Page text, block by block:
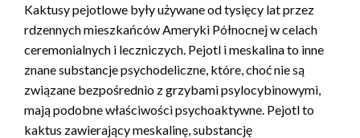
Kaktusy pejotlowe były używane od tysięcy lat przez
rdzennych mieszkańców Ameryki Północnej w celach
ceremonialnych i leczniczych. Pejotl i meskalina to inne
znane substancje psychodeliczne, które, choć nie są
związane bezpośrednio z grzybami psylocybinowymi,
mają podobne właściwości psychoaktywne. Pejotl to
kaktus zawierający meskalinę, substancję